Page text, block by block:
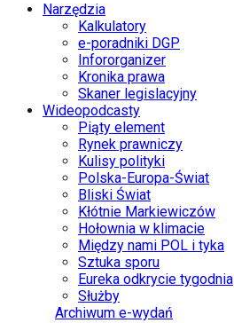
Narzędzia
Kalkulatory
e-poradniki DGP
Infororganizer
Kronika prawa
Skaner legislacyjny
Wideopodcasty
Piąty element
Rynek prawniczy
Kulisy polityki
Polska-Europa-Świat
Bliski Świat
Kłótnie Markiewiczów
Hołownia w klimacie
Między nami POL i tyka
Sztuka sporu
Eureka odkrycie tygodnia
Służby
Archiwum e-wydań